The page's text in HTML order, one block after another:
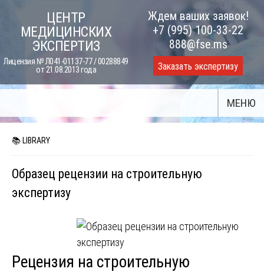
content
ЦЕНТР
МЕДИЦИНСКИХ
ЭКСПЕРТИЗ
Лицензия № Л041-01137-77 / 00288849
от 21.08.2013 года
Ждем ваших заявок!
+7 (995) 100-33-22
888@fse.ms
Заказать экспертизу
МЕНЮ
📚 LIBRARY
Образец рецензии на строительную
экспертизу
Рецензия на строительную